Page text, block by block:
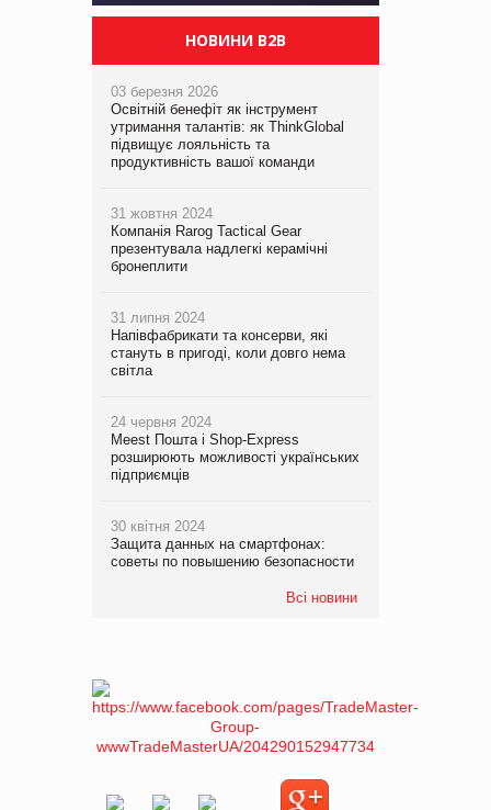
НОВИНИ B2B
03 березня 2026
Освітній бенефіт як інструмент
утримання талантів: як ThinkGlobal
підвищує лояльність та
продуктивність вашої команди
31 жовтня 2024
Компанія Rarog Tactical Gear
презентувала надлегкі керамічні
бронеплити
31 липня 2024
Напівфабрикати та консерви, які
стануть в пригоді, коли довго нема
світла
24 червня 2024
Meest Пошта і Shop-Express
розширюють можливості українських
підприємців
30 квітня 2024
Защита данных на смартфонах:
советы по повышению безопасности
Всі новини